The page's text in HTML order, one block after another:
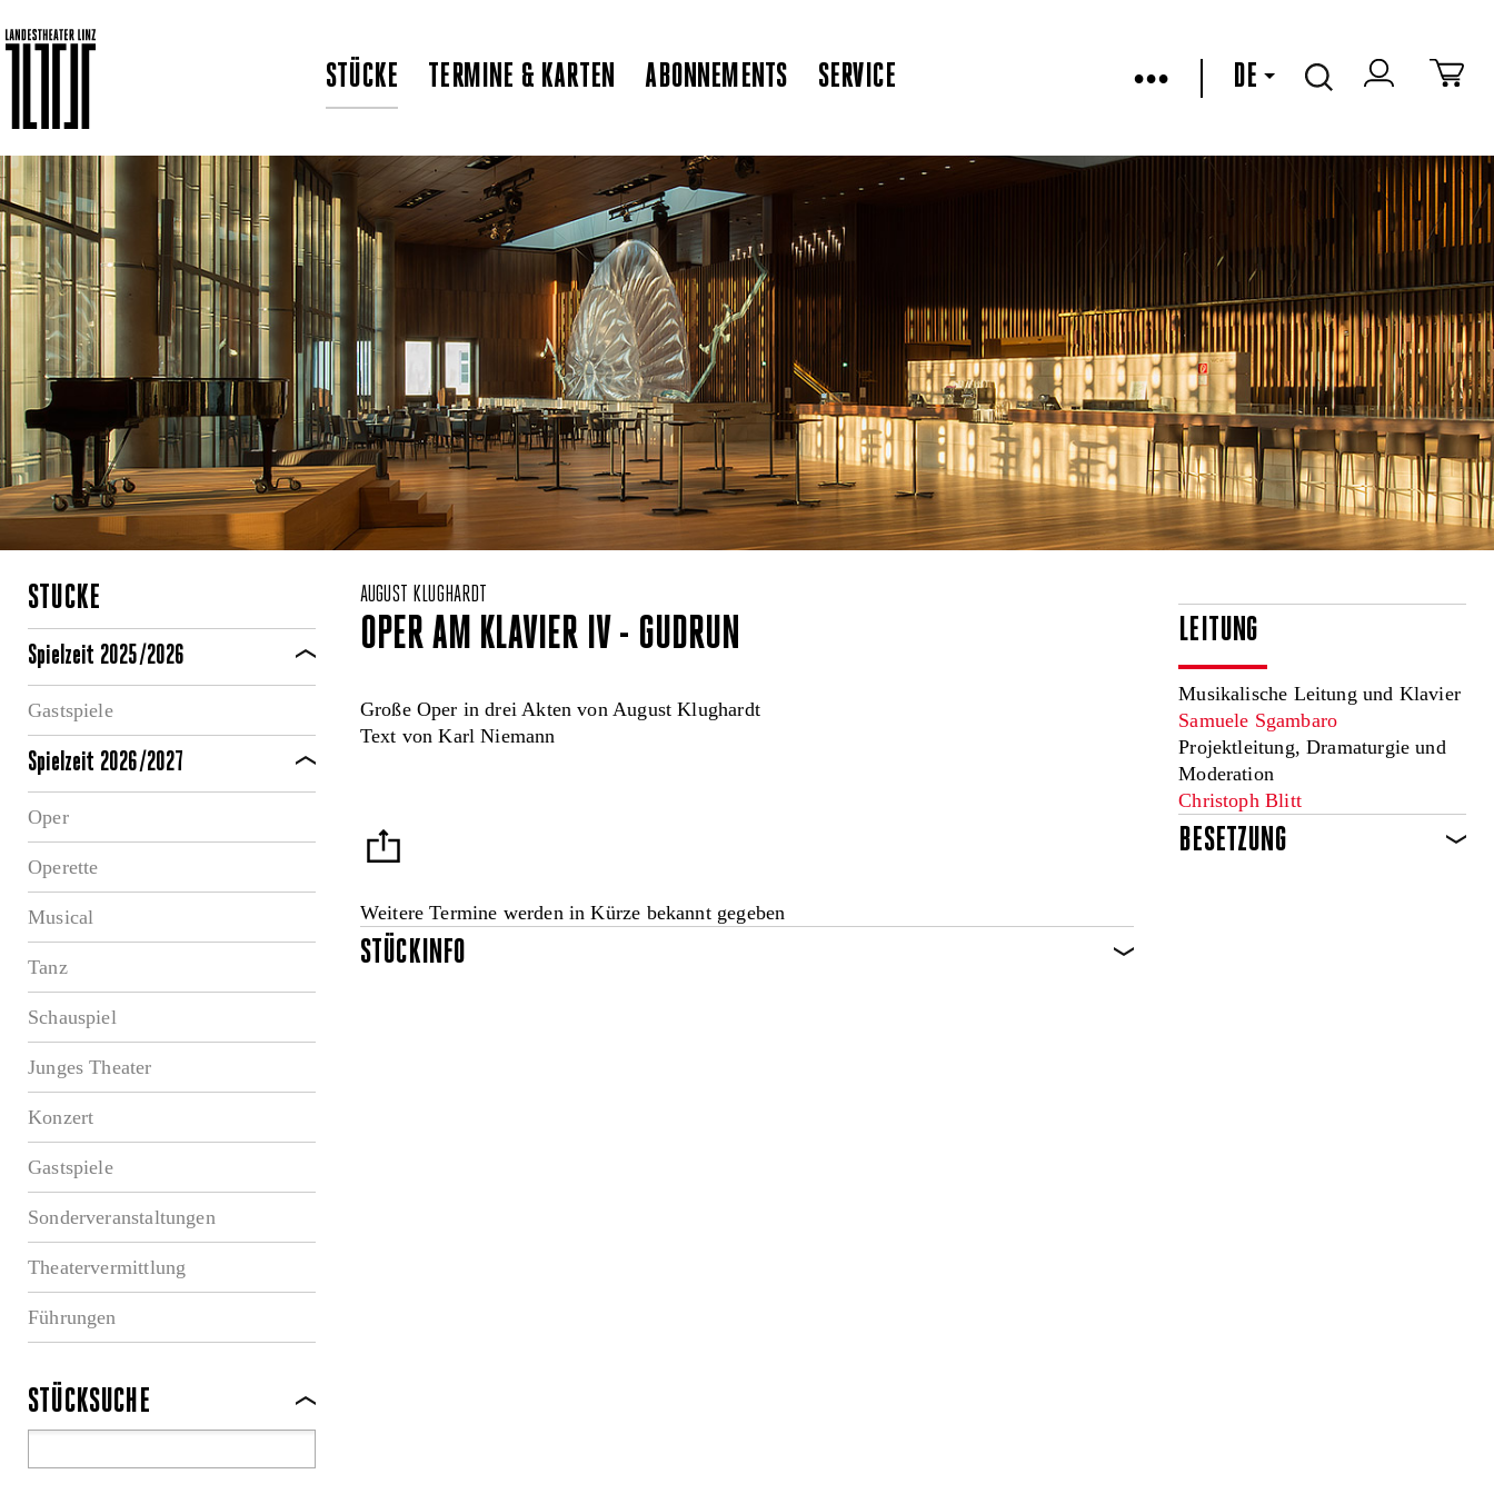
STÜCKE TERMINE & KARTEN ABONNEMENTS SERVICE ••• DE
STÜCKE
Spielzeit 2025/2026
Gastspiele
Spielzeit 2026/2027
Oper
Operette
Musical
Tanz
Schauspiel
Junges Theater
Konzert
Gastspiele
Sonderveranstaltungen
Theatervermittlung
Führungen
STÜCKSUCHE
AUGUST KLUGHARDT
OPER AM KLAVIER IV - GUDRUN
Große Oper in drei Akten von August Klughardt
Text von Karl Niemann
Weitere Termine werden in Kürze bekannt gegeben
STÜCKINFO
LEITUNG
Musikalische Leitung und Klavier
Samuele Sgambaro
Projektleitung, Dramaturgie und
Moderation
Christoph Blitt
BESETZUNG